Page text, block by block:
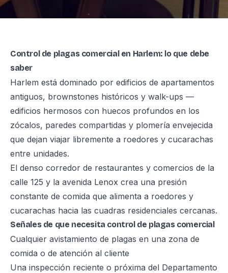
Control de plagas comercial en Harlem: lo que debe
saber
Harlem está dominado por edificios de apartamentos
antiguos, brownstones históricos y walk-ups —
edificios hermosos con huecos profundos en los
zócalos, paredes compartidas y plomería envejecida
que dejan viajar libremente a roedores y cucarachas
entre unidades.
El denso corredor de restaurantes y comercios de la
calle 125 y la avenida Lenox crea una presión
constante de comida que alimenta a roedores y
cucarachas hacia las cuadras residenciales cercanas.
Señales de que necesita control de plagas comercial
Cualquier avistamiento de plagas en una zona de
comida o de atención al cliente
Una inspección reciente o próxima del Departamento